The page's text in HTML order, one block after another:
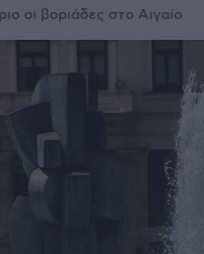
οι βοριάδες στο Αιγαίο